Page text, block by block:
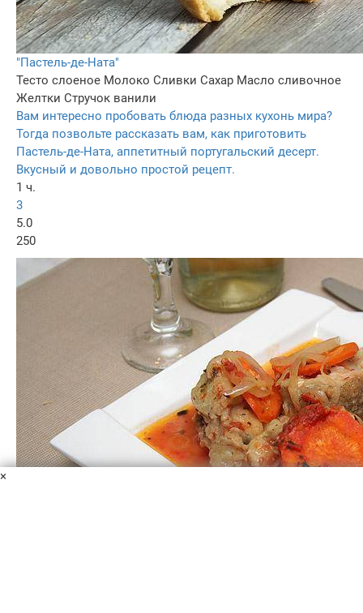
"Пастель-де-Ната"
Тесто слоеное Молоко Сливки Сахар Масло сливочное
Желтки Стручок ванили
Вам интересно пробовать блюда разных кухонь мира?
Тогда позвольте рассказать вам, как приготовить
Пастель-де-Ната, аппетитный португальский десерт.
Вкусный и довольно простой рецепт.
1 ч.
3
5.0
250
×